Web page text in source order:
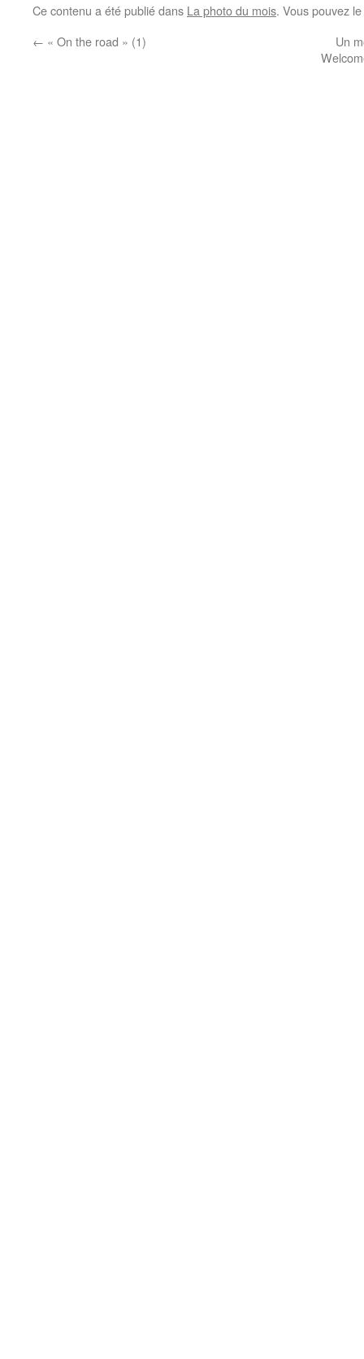
Ce contenu a été publié dans La photo du mois. Vous pouvez
← « On the road » (1)
Un